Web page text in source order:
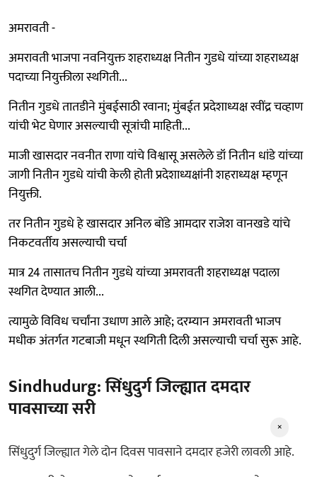
अमरावती -
अमरावती भाजपा नवनियुक्त शहराध्यक्ष नितीन गुडधे यांच्या शहराध्यक्ष
पदाच्या नियुक्तीला स्थगिती...
नितीन गुडधे तातडीने मुंबईसाठी रवाना; मुंबईत प्रदेशाध्यक्ष रवींद्र चव्हाण
यांची भेट घेणार असल्याची सूत्रांची माहिती...
माजी खासदार नवनीत राणा यांचे विश्वासू असलेले डॉ नितीन धांडे यांच्या
जागी नितीन गुडधे यांची केली होती प्रदेशाध्यक्षांनी शहराध्यक्ष म्हणून
नियुक्ती.
तर नितीन गुडधे हे खासदार अनिल बोंडे आमदार राजेश वानखडे यांचे
निकटवर्तीय असल्याची चर्चा
मात्र 24 तासातच नितीन गुडधे यांच्या अमरावती शहराध्यक्ष पदाला
स्थगित देण्यात आली...
त्यामुळे विविध चर्चांना उधाण आले आहे; दरम्यान अमरावती भाजप
मधीक अंतर्गत गटबाजी मधून स्थगिती दिली असल्याची चर्चा सुरू आहे.
Sindhudurg: सिंधुदुर्ग जिल्ह्यात दमदार
पावसाच्या सरी
सिंधुदुर्ग जिल्ह्यात गेले दोन दिवस पावसाने दमदार हजेरी लावली आहे.
×